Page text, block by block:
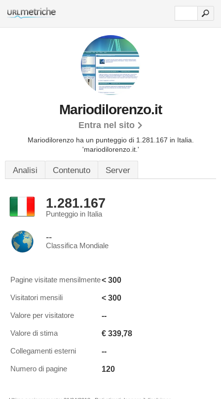
Mariodilorenzo.it
Entra nel sito
Mariodilorenzo ha un punteggio di 1.281.167 in Italia.
'mariodilorenzo.it.'
Analisi Contenuto Server
1.281.167
Punteggio in Italia
--
Classifica Mondiale
Pagine visitate mensilmente< 300
Visitatori mensili < 300
Valore per visitatore --
Valore di stima € 339,78
Collegamenti esterni --
Numero di pagine 120